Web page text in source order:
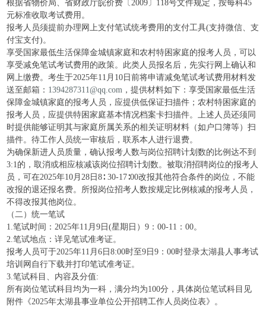
根据省物价局、省财政厅皖价费〔2009〕118号文件规定，按每科45
元标准收取考试费用。
报考人员须提前办理网上支付笔试统考费用的支付工具(支持微信、支
付宝支付)。
享受国家最低生活保障金城镇家庭和农村特困家庭的报考人员，可以
享受减免笔试考试费用的政策。此类人员报名后，先实行网上确认和
网上缴费。考生于2025年11月10日前将申请减免笔试考试费用材料发
送至邮箱： 1394287311@qq.com ，提供材料如下：享受国家最低生活
保障金城镇家庭的报考人员，应提供低保证扫描件；农村特困家庭的
报考人员，应提供特困家庭基本情况档案卡扫描件。上述人员还须同
时提供能够证明其与家庭所属关系的相关证明材料（如户口簿等）扫
描件。待工作人员统一审核后，联系本人进行退费。
为确保新进人员质量，确认报考人数与岗位招聘计划数的比例达不到
3:1的，取消或相应核减该岗位招聘计划数。被取消招聘岗位的报考人
员，可在2025年10月28日8∶ 30-17∶00改报其他符合条件的岗位，不能
改报的退还报名费。所报岗位招考人数按规定比例核减的报考人员，
不得改报其他岗位。
（二）统一笔试
1.笔试时间：2025年11月9日(星期日）9：00-11：00。
2.笔试地点：详见笔试准考证。
报考人员可于2025年11月6日8:00时至9日9：00时登录太湖县人事考试
培训网自行下载并打印笔试准考证。
3.笔试科目、内容及分值:
所有岗位笔试科目均为一科，满分均为100分，具体岗位笔试科目见
附件《2025年太湖县事业单位公开招聘工作人员岗位表》。